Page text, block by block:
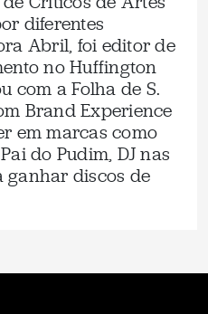
diferentes
Abril, foi editor de
no Huffington
com a Folha de S.
Brand Experience
em marcas como
do Pudim, DJ nas
ganhar discos de